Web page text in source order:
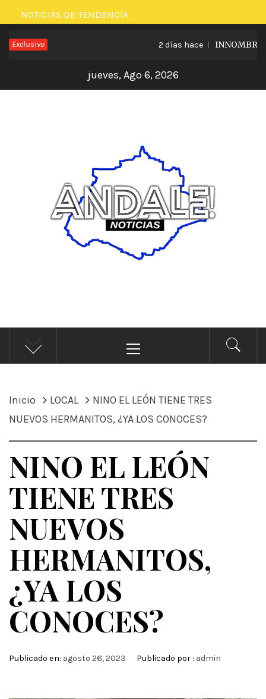
Saltar
al
contenido
NOTICIAS DE TENDENCIA
Exclusivo 2 días hace
jueves, Ago 6, 2026
ÁNDALE NOTICIAS
Noticias
principal
Inicio LOCAL
NINO EL LEÓN TIENE TRES
NUEVOS HERMANITOS, ¿YA LOS CONOCES?
NINO EL LEÓN
TIENE TRES
NUEVOS
HERMANITOS,
¿YA LOS
CONOCES?
Publicado en: agosto 26, 2023 Publicado por : admin